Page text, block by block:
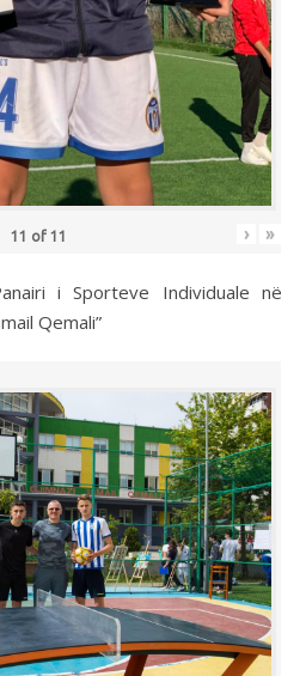
11 of 11 › »
i Sporteve Individuale në
Qemali”